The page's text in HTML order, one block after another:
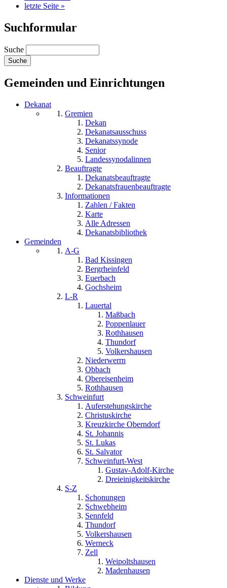
letzte Seite »
Suchformular
Suche
Gemeinden und Einrichtungen
Dekanat
Gremien
Dekan
Dekanatsausschuss
Dekanatssynode
Senior
Landessynodalinnen
Beauftragte
Dekanatsbeauftragte
Dekanatsfrauenbeauftragte
Informationen
Zahlen / Fakten
Karte
Alle Adressen
Dekanatsbibliothek
Gemeinden
A-G
Bad Kissingen
Bergrheinfeld
Euerbach
Gochsheim
L-R
Lauertal
Maßbach
Poppenlauer
Rothhausen
Thundorf
Volkershausen
Niederwerrn
Obbach
Obereisenheim
Rothhausen
Schweinfurt
Auferstehungskirche
Christuskirche
Kreuzkirche Oberndorf
St. Johannis
St. Lukas
St. Salvator
Schweinfurt-West
Gustav-Adolf-Kirche
Dreieinigkeitskirche
S-Z
Schonungen
Schwebheim
Sennfeld
Thundorf
Volkershausen
Werneck
Zell
Weipoltshausen
Madenhausen
Dienste und Werke